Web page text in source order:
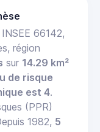
66142,
région
sur 14.29 km²
de risque
est 4.
(PPR)
1982, 5